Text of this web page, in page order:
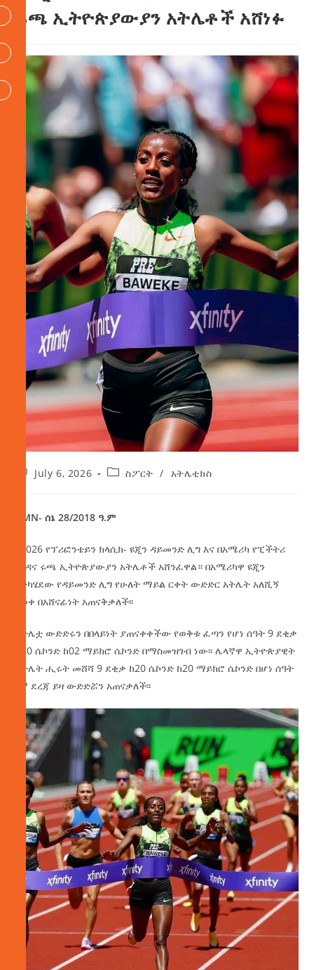
ሩጫ ኢትዮጵያውያን አትሌቶች አሸነፉ
July 6, 2026 ስፖርት / አትሌቲክስ
AMN- ሰኔ 28/2018 ዓ.ም
በ2026 የፕሪፎንቴይን ክላሲክ- ዩጂን ዳይመንድ ሊግ እና በአሜሪካ የፒችትሪ
የጎዳና ሩጫ ኢትዮጵያውያን አትሌቶች አሸንፈዋል። በአሜሪካዋ ዩጂን
በተካሄደው የዳይመንድ ሊግ የሁለት ማይል ርቀት ውድድር አትሌት አለሺኝ
ባወቀ በአሸናፊነት አጠናቅቃለች፡፡
አትሌቷ ውድድሩን በበላይነት ያጠናቀቀችው የወቅቱ ፈጣን የሆነ ሰዓት 9 ደቂቃ
ከ20 ሴኮንድ ከ02 ማይክሮ ሴኮንድ በማስመዝገብ ነው፡፡ ሌላኛዋ ኢትዮጵያዊት
አትሌት ሒሩት መሸሻ 9 ደቂቃ ከ20 ሴኮንድ ከ20 ማይክሮ ሴኮንድ በሆነ ሰዓት
2ኛ ደረጃ ይዛ ውድድሯን አጠናቃለች፡፡